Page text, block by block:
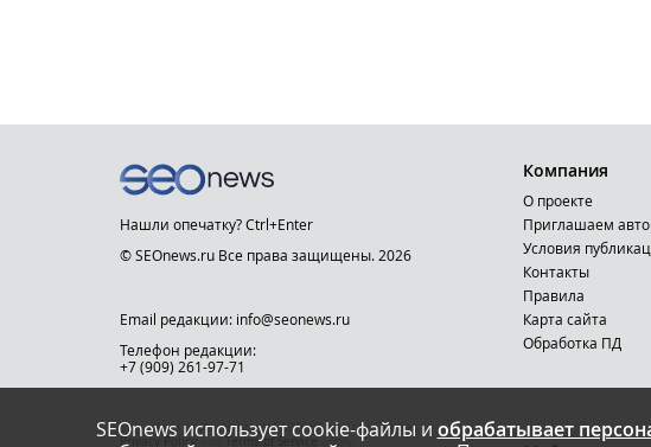
SEOnews использует cookie-файлы и обрабатывает
Нашли опечатку? Ctrl+Enter
© SEOnews.ru Все права защищены. 2026
Email редакции: info@seonews.ru
Телефон редакции:
+7 (909) 261-97-71
This site is protected by reCAPTCHA and the Google
Privacy Policyand Terms of Serviceapply.
Компания
О проекте
Приглашаем
Условия
Контакты
Правила
Карта сайта
Обработка ПД